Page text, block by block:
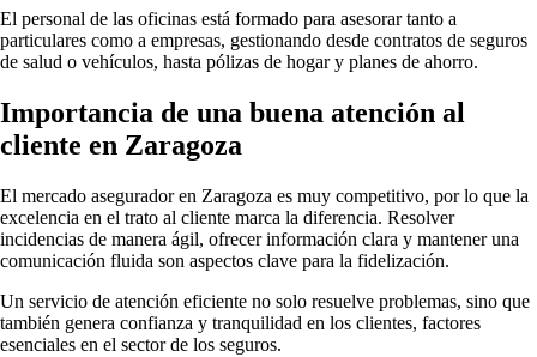
El personal de las oficinas está formado para asesorar tanto a
particulares como a empresas, gestionando desde contratos de seguros
de salud o vehículos, hasta pólizas de hogar y planes de ahorro.
Importancia de una buena atención al
cliente en Zaragoza
El mercado asegurador en Zaragoza es muy competitivo, por lo que la
excelencia en el trato al cliente marca la diferencia. Resolver
incidencias de manera ágil, ofrecer información clara y mantener una
comunicación fluida son aspectos clave para la fidelización.
Un servicio de atención eficiente no solo resuelve problemas, sino que
también genera confianza y tranquilidad en los clientes, factores
esenciales en el sector de los seguros.